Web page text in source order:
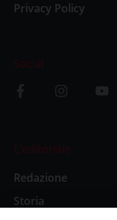
Privacy Policy
Social
L’editoriale
Redazione
Storia